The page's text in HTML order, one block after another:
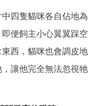
四隻貓咪各自佔地為
便飼主小心翼翼踩空
西，貓咪也會調皮地
讓他完全無法忽視牠